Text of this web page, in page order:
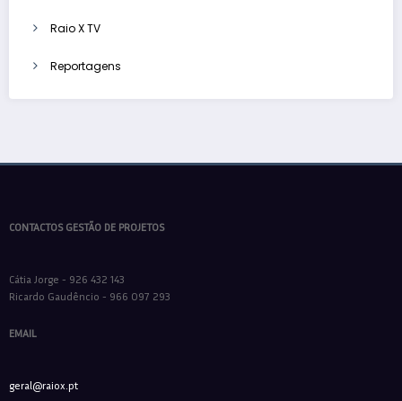
Raio X TV
Reportagens
CONTACTOS GESTÃO DE PROJETOS
Cátia Jorge - 926 432 143
Ricardo Gaudêncio - 966 097 293
EMAIL
geral@raiox.pt